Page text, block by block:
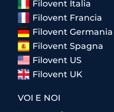
Filovent Italia
Filovent Francia
Filovent Germania
Filovent Spagna
Filovent US
Filovent UK
VOI E NOI